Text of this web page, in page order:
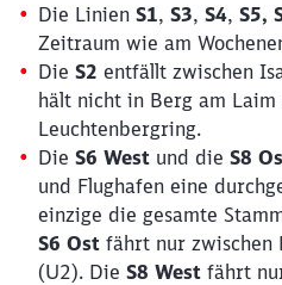
Die Linien S1, S3, S4, S5,
Zeitraum wie am
Die S2 entfällt zwischen
hält nicht in Berg am Laim
Leuchtenbergring.
Die S6 West und die S8
und Flughafen eine
einzige die gesamte
S6 Ost fährt nur zwischen
(U2). Die S8 West fährt